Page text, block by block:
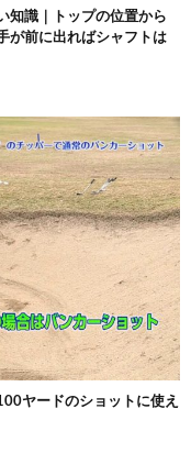
知識｜トップの位置から
が前に出ればシャフトは
ヤードのショットに使え